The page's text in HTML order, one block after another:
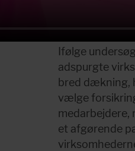
Ifølge
adspurgte
bred dækning,
vælge
medarbejdere,
et afgørende